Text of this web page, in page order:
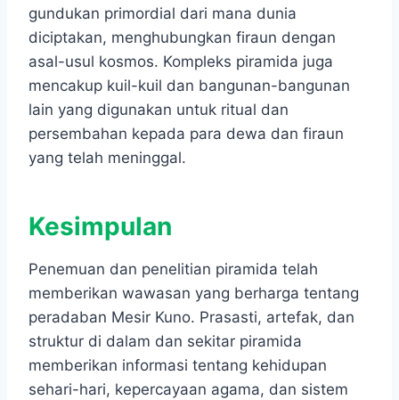
gundukan primordial dari mana dunia
diciptakan, menghubungkan firaun dengan
asal-usul kosmos. Kompleks piramida juga
mencakup kuil-kuil dan bangunan-bangunan
lain yang digunakan untuk ritual dan
persembahan kepada para dewa dan firaun
yang telah meninggal.
Kesimpulan
Penemuan dan penelitian piramida telah
memberikan wawasan yang berharga tentang
peradaban Mesir Kuno. Prasasti, artefak, dan
struktur di dalam dan sekitar piramida
memberikan informasi tentang kehidupan
sehari-hari, kepercayaan agama, dan sistem